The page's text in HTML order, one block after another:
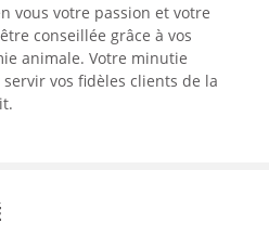
vous votre passion et votre
conseillée grâce à vos
animale. Votre minutie
vos fidèles clients de la